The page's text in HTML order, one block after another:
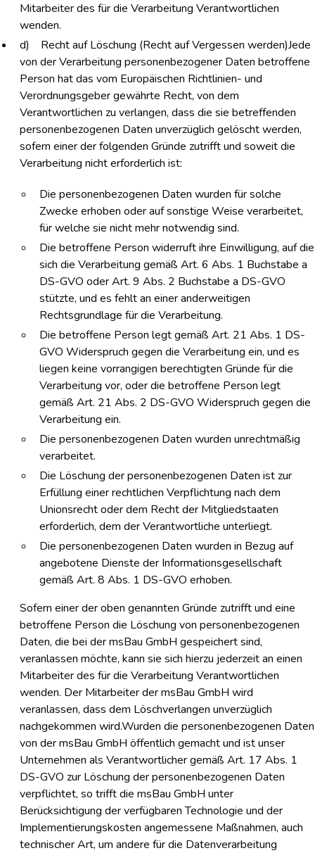
Mitarbeiter des für die Verarbeitung Verantwortlichen
wenden.
d) Recht auf Löschung (Recht auf Vergessen werden)Jede
von der Verarbeitung personenbezogener Daten betroffene
Person hat das vom Europäischen Richtlinien- und
Verordnungsgeber gewährte Recht, von dem
Verantwortlichen zu verlangen, dass die sie betreffenden
personenbezogenen Daten unverzüglich gelöscht werden,
sofern einer der folgenden Gründe zutrifft und soweit die
Verarbeitung nicht erforderlich ist:
Die personenbezogenen Daten wurden für solche
Zwecke erhoben oder auf sonstige Weise verarbeitet,
für welche sie nicht mehr notwendig sind.
Die betroffene Person widerruft ihre Einwilligung, auf die
sich die Verarbeitung gemäß Art. 6 Abs. 1 Buchstabe a
DS-GVO oder Art. 9 Abs. 2 Buchstabe a DS-GVO
stützte, und es fehlt an einer anderweitigen
Rechtsgrundlage für die Verarbeitung.
Die betroffene Person legt gemäß Art. 21 Abs. 1 DS-
GVO Widerspruch gegen die Verarbeitung ein, und es
liegen keine vorrangigen berechtigten Gründe für die
Verarbeitung vor, oder die betroffene Person legt
gemäß Art. 21 Abs. 2 DS-GVO Widerspruch gegen die
Verarbeitung ein.
Die personenbezogenen Daten wurden unrechtmäßig
verarbeitet.
Die Löschung der personenbezogenen Daten ist zur
Erfüllung einer rechtlichen Verpflichtung nach dem
Unionsrecht oder dem Recht der Mitgliedstaaten
erforderlich, dem der Verantwortliche unterliegt.
Die personenbezogenen Daten wurden in Bezug auf
angebotene Dienste der Informationsgesellschaft
gemäß Art. 8 Abs. 1 DS-GVO erhoben.
Sofern einer der oben genannten Gründe zutrifft und eine
betroffene Person die Löschung von personenbezogenen
Daten, die bei der msBau GmbH gespeichert sind,
veranlassen möchte, kann sie sich hierzu jederzeit an einen
Mitarbeiter des für die Verarbeitung Verantwortlichen
wenden. Der Mitarbeiter der msBau GmbH wird
veranlassen, dass dem Löschverlangen unverzüglich
nachgekommen wird.Wurden die personenbezogenen Daten
von der msBau GmbH öffentlich gemacht und ist unser
Unternehmen als Verantwortlicher gemäß Art. 17 Abs. 1
DS-GVO zur Löschung der personenbezogenen Daten
verpflichtet, so trifft die msBau GmbH unter
Berücksichtigung der verfügbaren Technologie und der
Implementierungskosten angemessene Maßnahmen, auch
technischer Art, um andere für die Datenverarbeitung